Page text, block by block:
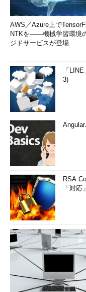
AWS／Azure上で
NTKを――機械学習環境
ジドサービスが登場
「
3)
RSA
「対